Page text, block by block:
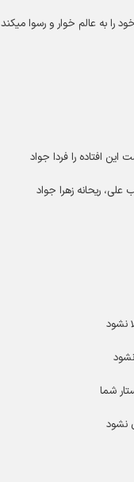
به عالم خوار و رسوا میکند
افتاده را فردا جواد
ریحانه زهرا جواد
نشود
شما
نشود